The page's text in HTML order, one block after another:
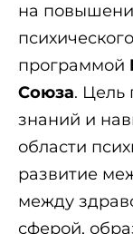
на
программой
Союза. Цель
знаний и
области
развитие
между
сферой,